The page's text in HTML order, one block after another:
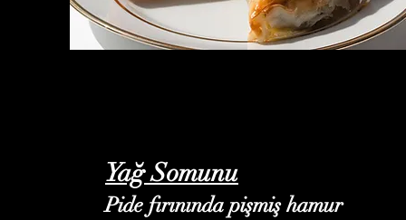
Yağ Somunu
Pide fırınında pişmiş hamur